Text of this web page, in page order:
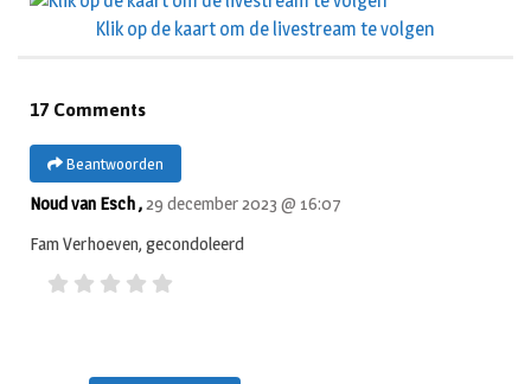
Klik op de kaart om de livestream te volgen
17 Comments
Beantwoorden
Noud van Esch ,29 december 2023 @ 16:07
Fam Verhoeven, gecondoleerd